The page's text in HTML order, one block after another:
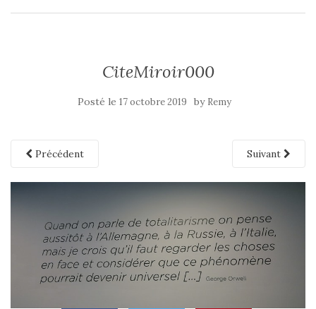
CiteMiroir000
Posté le 17 octobre 2019 by Remy
Précédent Suivant